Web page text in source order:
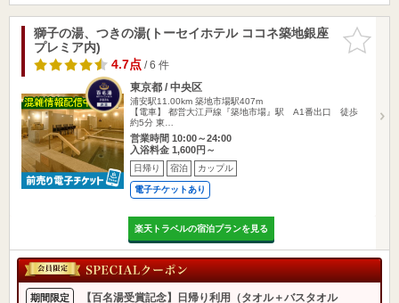
お気に入
りに追加
獅子の湯、つきの湯(トーセイホテル ココネ築地銀座
プレミア内)
4.7点/ 6 件
東京都 / 中央区
浦安駅11.00km 築地市場駅407m
【電車】 都営大江戸線『築地市場』駅 A1番出口 徒歩
約5分 東…
営業時間 10:00～24:00
入浴料金 1,600円～
日帰り 宿泊 カップル
電子チケットあり
楽天トラベルの宿泊プランを見る
期間限定
【百名湯受賞記念】日帰り利用（タオル＋バスタオル